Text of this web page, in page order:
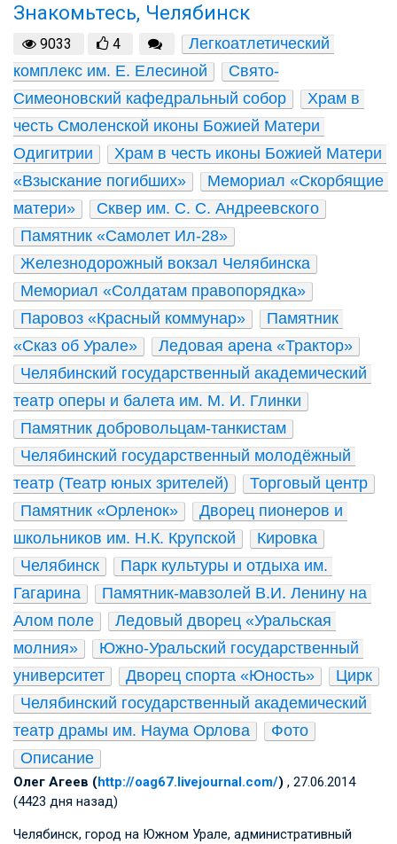
Знакомьтесь, Челябинск
9033 4
Легкоатлетический
комплекс им. Е. Елесиной
Свято-
Симеоновский кафедральный собор
Храм в
честь Смоленской иконы Божией Матери
Одигитрии
Храм в честь иконы Божией Матери
«Взыскание погибших»
Мемориал «Скорбящие
матери»
Сквер им. С. С. Андреевского
Памятник «Самолет Ил-28»
Железнодорожный вокзал Челябинска
Мемориал «Солдатам правопорядка»
Паровоз «Красный коммунар»
Памятник
«Сказ об Урале»
Ледовая арена «Трактор»
Челябинский государственный академический
театр оперы и балета им. М. И. Глинки
Памятник добровольцам-танкистам
Челябинский государственный молодёжный
театр (Театр юных зрителей)
Торговый центр
Памятник «Орленок»
Дворец пионеров и
школьников им. Н.К. Крупской
Кировка
Челябинск
Парк культуры и отдыха им.
Гагарина
Памятник-мавзолей В.И. Ленину на
Алом поле
Ледовый дворец «Уральская
молния»
Южно-Уральский государственный
университет
Дворец спорта «Юность»
Цирк
Челябинский государственный академический
театр драмы им. Наума Орлова
Фото
Описание
Олег Агеев (http://oag67.livejournal.com/) , 27.06.2014
(4423 дня назад)
Челябинск, город на Южном Урале, административный